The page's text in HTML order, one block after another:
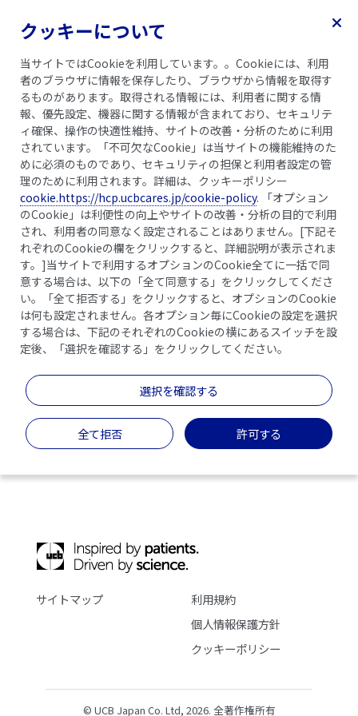
動画視聴体験を改善する
動画をご覧いただくために、動画に関するクッキ
ーを許可頂く必要がございます。
クッキー設定
サイトマップ
利用規約
個人情報保護方針
クッキーポリシー
© UCB Japan Co. Ltd, 2026. 全著作権所有
クッキーについて
当サイトではCookieを利用しています。。Cookieには、利用
者のブラウザに情報を保存したり、ブラウザから情報を取得す
るものがあります。取得される情報には、利用者に関する情
報、優先設定、機器に関する情報が含まれており、セキュリテ
ィ確保、操作の快適性維持、サイトの改善・分析のために利用
されています。「不可欠なCookie」は当サイトの機能維持のた
めに必須のものであり、セキュリティの担保と利用者設定の管
理のために利用されます。詳細は、クッキーポリシー
cookie.https://hcp.ucbcares.jp/cookie-policy. 「オプション
のCookie」は利便性の向上やサイトの改善・分析の目的で利用
され、利用者の同意なく設定されることはありません。[下記そ
れぞれのCookieの欄をクリックすると、詳細説明が表示されま
す。]当サイトで利用するオプションのCookie全てに一括で同
意する場合は、以下の「全て同意する」をクリックしてくださ
い。「全て拒否する」をクリックすると、オプションのCookie
は何も設定されません。各オプション毎にCookieの設定を選択
する場合は、下記のそれぞれのCookieの横にあるスイッチを設
定後、「選択を確認する」をクリックしてください。
全て拒否
選択を確認する
許可する